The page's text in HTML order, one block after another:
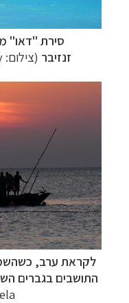
סירת "דאו"
זנזיבר (צילום: Bradclin Photography)
לקראת ערב,
התושבים בגברים